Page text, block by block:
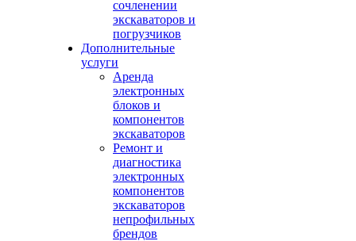
сочленении
экскаваторов и
погрузчиков
Дополнительные
услуги
Аренда
электронных
блоков и
компонентов
экскаваторов
Ремонт и
диагностика
электронных
компонентов
экскаваторов
непрофильных
брендов